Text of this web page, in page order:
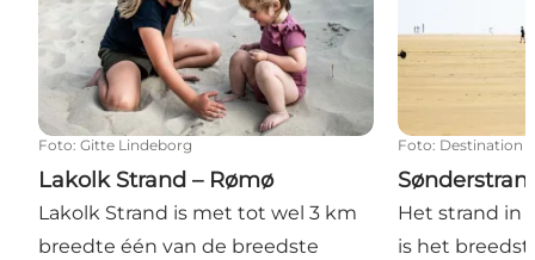
Foto: Gitte Lindeborg
Lakolk Strand – Rømø
Lakolk Strand is met tot wel 3 km
breedte één van de breedste
Foto: Destination
Het strand in
is het